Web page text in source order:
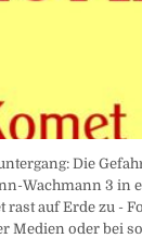
Die
Wachmann 3 in
rast auf Erde zu -
Medien oder bei